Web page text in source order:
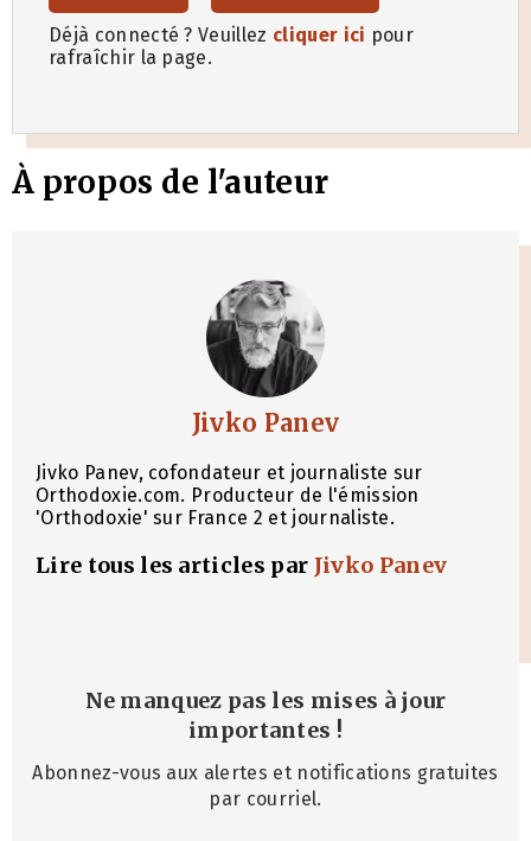
Déjà connecté ? Veuillez cliquer ici pour
rafraîchir la page.
À propos de l'auteur
Jivko Panev
Jivko Panev, cofondateur et journaliste sur
Orthodoxie.com. Producteur de l'émission
'Orthodoxie' sur France 2 et journaliste.
Lire tous les articles par Jivko Panev
Ne manquez pas les mises à jour
importantes !
Abonnez-vous aux alertes et notifications gratuites
par courriel.